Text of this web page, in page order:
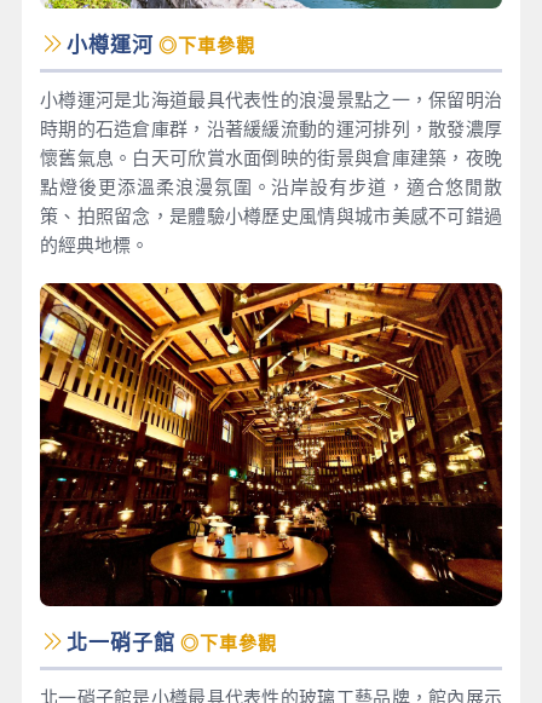
小樽運河 ◎下車參觀
小樽運河是北海道最具代表性的浪漫景點之一，保留明治
時期的石造倉庫群，沿著緩緩流動的運河排列，散發濃厚
懷舊氣息。白天可欣賞水面倒映的街景與倉庫建築，夜晚
點燈後更添溫柔浪漫氛圍。沿岸設有步道，適合悠閒散
策、拍照留念，是體驗小樽歷史風情與城市美感不可錯過
的經典地標。
北一硝子館 ◎下車參觀
北一硝子館是小樽最具代表性的玻璃工藝品牌，館內展示